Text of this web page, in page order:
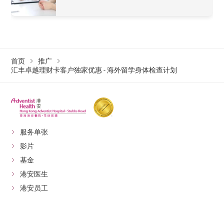
首页
推广
汇丰卓越理财卡客户独家优惠 - 海外留学身体检查计划
服务单张
影片
基金
港安医生
港安员工